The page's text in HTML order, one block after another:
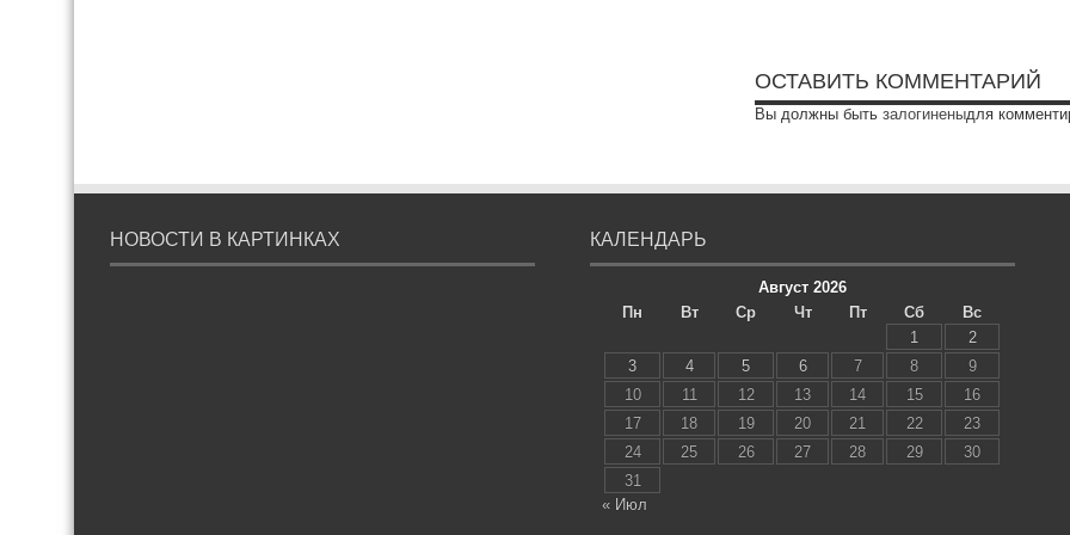
ОСТАВИТЬ КОММЕНТАРИЙ
Вы должны быть залогиненыдля
НОВОСТИ В КАРТИНКАХ КАЛЕНДАРЬ
Август 2026
Пн
Вт Ср Чт Пт Сб
Вс
1
2
3
4 5 6 7 8
9
10
11 12 13 14 15
16
17
18 19 20 21 22
23
24
25 26 27 28 29
30
31
« Июл